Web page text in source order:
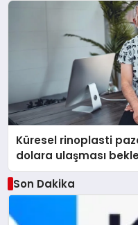
Küresel rinoplasti
dolara ulaşması
Son Dakika